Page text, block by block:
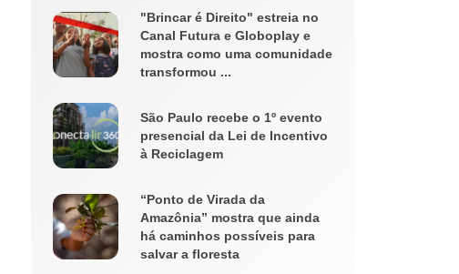
"Brincar é Direito" estreia no
Canal Futura e Globoplay e
mostra como uma comunidade
transformou ...
São Paulo recebe o 1º evento
presencial da Lei de Incentivo
à Reciclagem
“Ponto de Virada da
Amazônia” mostra que ainda
há caminhos possíveis para
salvar a floresta